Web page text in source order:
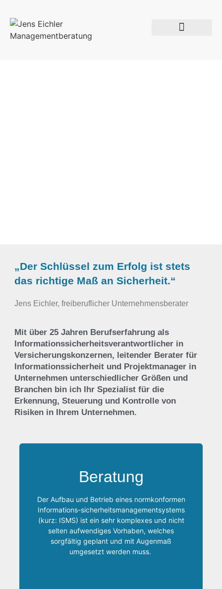
„Der Schlüssel zum Erfolg ist stets
das richtige Maß an Sicherheit.“
Jens Eichler, freiberuflicher Unternehmensberater
Mit über 25 Jahren Berufserfahrung als
Informationssicherheitsverantwortlicher in
Versicherungskonzernen, leitender Berater für
Informationssicherheit und Projektmanager in
Unternehmen unterschiedlicher Größen und
Branchen bin ich Ihr Spezialist für die
Erkennung, Steuerung und Kontrolle von
Risiken in Ihrem Unternehmen.
Beratung
Der Aufbau und Betrieb eines normkonformen
Informations-sicherheitsmanagementsystems
(kurz: ISMS) ist ein sehr komplexes und nicht
selten aufwendiges Vorhaben, welches
sorgfältig geplant und mit Augenmaß
umgesetzt werden muss.
BSI IT-Grundschutz oder auch VdS 10000.
Gerne unterstütze ich Sie auch beim
ordnungsgemäßen Betrieb Ihres bereits
etablierten ISMS.
Mit über 25 Jahren Expertise im Aufbau und
Betrieb von Managementsystemen in